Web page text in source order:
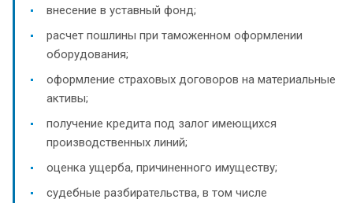
внесение в уставный фонд;
расчет пошлины при таможенном оформлении
оборудования;
оформление страховых договоров на материальные
активы;
получение кредита под залог имеющихся
производственных линий;
оценка ущерба, причиненного имуществу;
судебные разбирательства, в том числе